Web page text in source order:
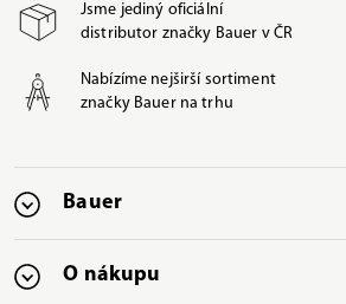
Jsme jediný oficiální
distributor značky Bauer v ČR
Nabízíme nejširší sortiment
značky Bauer na trhu
Bauer
O nákupu